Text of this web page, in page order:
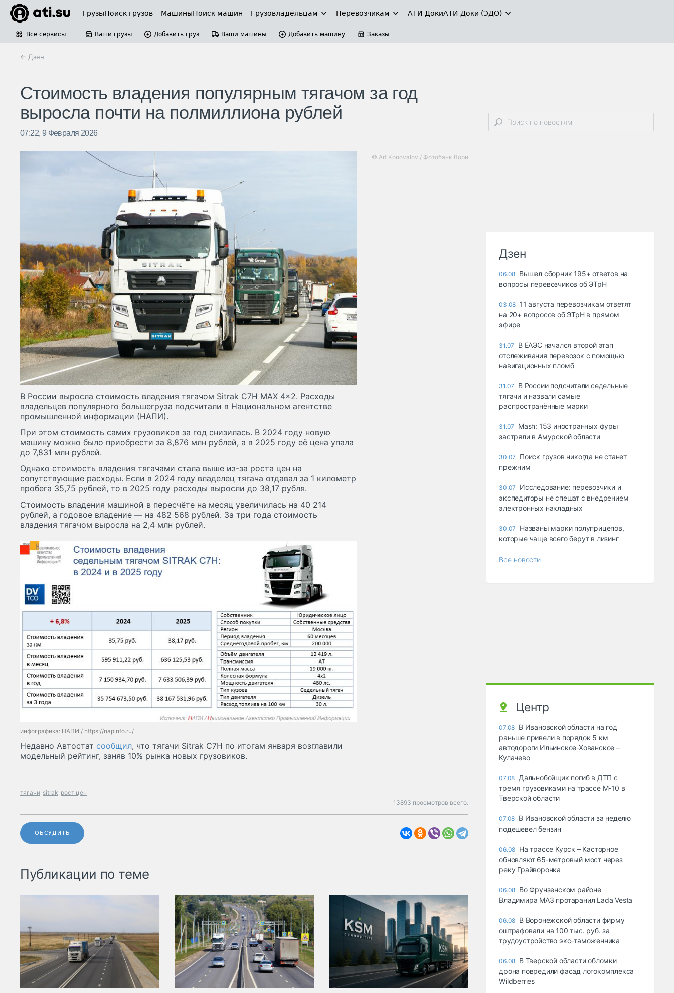
ГрузыПоиск грузов МашиныПоиск машин Грузовладельцам Перевозчикам АТИ-ДокиАТИ-Доки (ЭДО)
Все сервисы Ваши грузы Добавить груз Ваши машины Добавить машину Заказы
← Дзен
Стоимость владения популярным тягачом за год
выросла почти на полмиллиона рублей
07:22, 9 Февраля 2026
© Art Konovalov / Фотобанк Лори
В России выросла стоимость владения тягачом Sitrak C7H MAX 4x2. Расходы
владельцев популярного большегруза подсчитали в Национальном агентстве
промышленной информации (НАПИ).
При этом стоимость самих грузовиков за год снизилась. В 2024 году новую
машину можно было приобрести за 8,876 млн рублей, а в 2025 году её цена упала
до 7,831 млн рублей.
Однако стоимость владения тягачами стала выше из-за роста цен на
сопутствующие расходы. Если в 2024 году владелец тягача отдавал за 1 километр
пробега 35,75 рублей, то в 2025 году расходы выросли до 38,17 рубля.
Стоимость владения машиной в пересчёте на месяц увеличилась на 40 214
рублей, а годовое владение — на 482 568 рублей. За три года стоимость
владения тягачом выросла на 2,4 млн рублей.
инфографика: НАПИ / https://napinfo.ru/
Недавно Автостат сообщил, что тягачи Sitrak C7H по итогам января возглавили
модельный рейтинг, заняв 10% рынка новых грузовиков.
тягачи sitrak рост цен
13893 просмотров всего.
ОБСУДИТЬ
Публикации по теме
Дзен
06.08 Вышел сборник 195+ ответов на
вопросы перевозчиков об ЭТрН
03.08 11 августа перевозчикам ответят
на 20+ вопросов об ЭТрН в прямом
эфире
31.07
В ЕАЭС начался второй этап
отслеживания перевозок с помощью
навигационных пломб
31.07
В России подсчитали седельные
тягачи и назвали самые
распространённые марки
31.07
Mash: 153 иностранных фуры
застряли в Амурской области
30.07
Поиск грузов никогда не станет
прежним
30.07
Исследование: перевозчики и
экспедиторы не спешат с внедрением
электронных накладных
30.07
Названы марки полуприцепов,
которые чаще всего берут в лизинг
Все новости
Центр
07.08 В Ивановской области на год
раньше привели в порядок 5 км
автодороги Ильинское-Хованское –
Кулачево
07.08 Дальнобойщик погиб в ДТП с
тремя грузовиками на трассе М-10 в
Тверской области
07.08 В Ивановской области за неделю
подешевел бензин
06.08 На трассе Курск – Касторное
обновляют 65-метровый мост через
реку Грайворонка
06.08 Во Фрунзенском районе
Владимира МАЗ протаранил Lada Vesta
06.08 В Воронежской области фирму
оштрафовали на 100 тыс. руб. за
трудоустройство экс-таможенника
06.08 В Тверской области обломки
дрона повредили фасад логокомплекса
Wildberries